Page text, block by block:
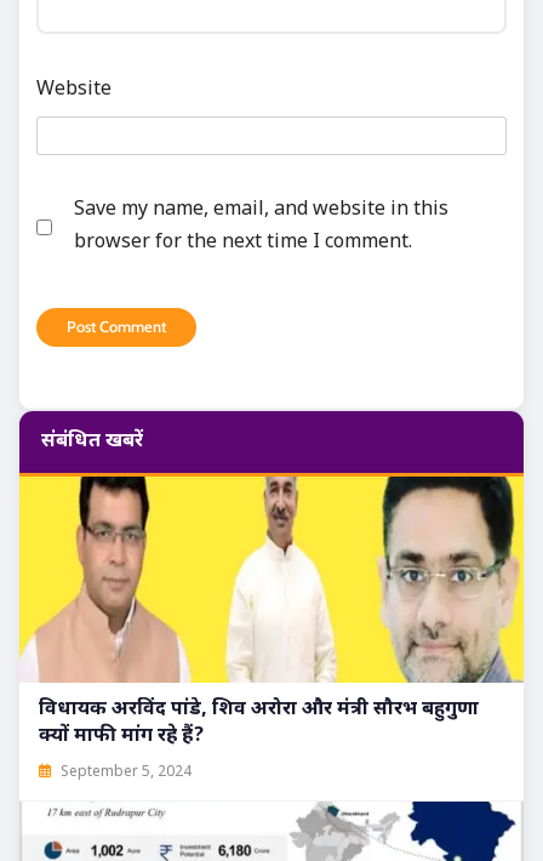
Website
Save my name, email, and website in this
browser for the next time I comment.
संबंधित खबरें
विधायक अरविंद पांडे, शिव अरोरा और मंत्री सौरभ बहुगुणा
क्यों माफी मांग रहे हैं?
September 5, 2024